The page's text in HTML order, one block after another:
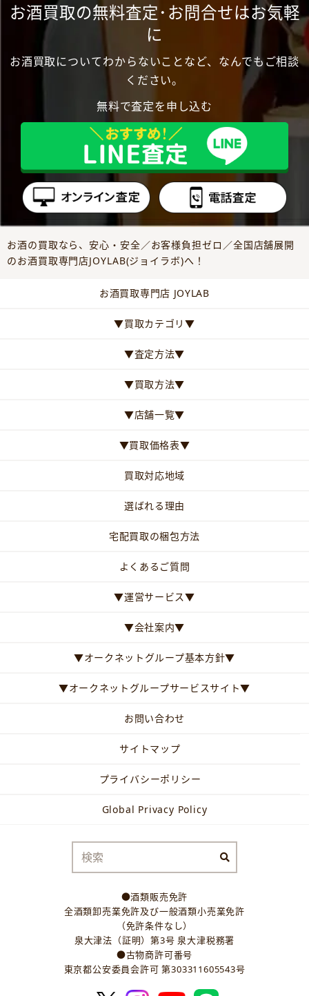
お酒買取の無料査定･お問合せはお気軽
に
お酒買取についてわからないことなど、なんでもご相談
ください。
無料で査定を申し込む
お酒の買取なら、安心・安全／お客様負担ゼロ／全国店舗展開
のお酒買取専門店JOYLAB(ジョイラボ)へ！
お酒買取専門店 JOYLAB
▼買取カテゴリ▼
▼査定方法▼
▼買取方法▼
▼店舗一覧▼
▼買取価格表▼
買取対応地域
選ばれる理由
宅配買取の梱包方法
よくあるご質問
▼運営サービス▼
▼会社案内▼
▼オークネットグループ基本方針▼
▼オークネットグループサービスサイト▼
お問い合わせ
サイトマップ
プライバシーポリシー
Global Privacy Policy
●酒類販売免許
全酒類卸売業免許及び一般酒類小売業免許
（免許条件なし）
泉大津法（証明）第3号 泉大津税務署
●古物商許可番号
東京都公安委員会許可 第303311605543号